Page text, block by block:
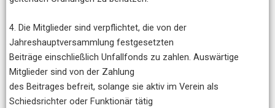
4. Die Mitglieder sind verpflichtet, die von der
Jahreshauptversammlung festgesetzten
Beiträge einschließlich Unfallfonds zu zahlen. Auswärtige
Mitglieder sind von der Zahlung
des Beitrages befreit, solange sie aktiv im Verein als
Schiedsrichter oder Funktionär tätig